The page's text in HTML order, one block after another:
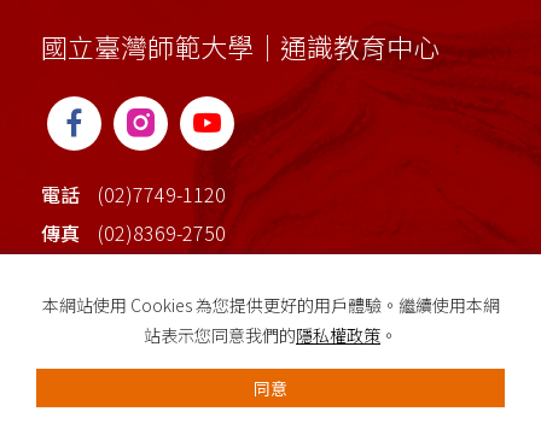
本網站使用 Cookies 為您提供更好的用戶體驗。繼續使用本網
站表示您同意我們的隱私權政策 。
同意
國立臺灣師範大學｜通識教育中心
電話
(02)7749-1120
傳真
(02)8369-2750
大樓2樓)